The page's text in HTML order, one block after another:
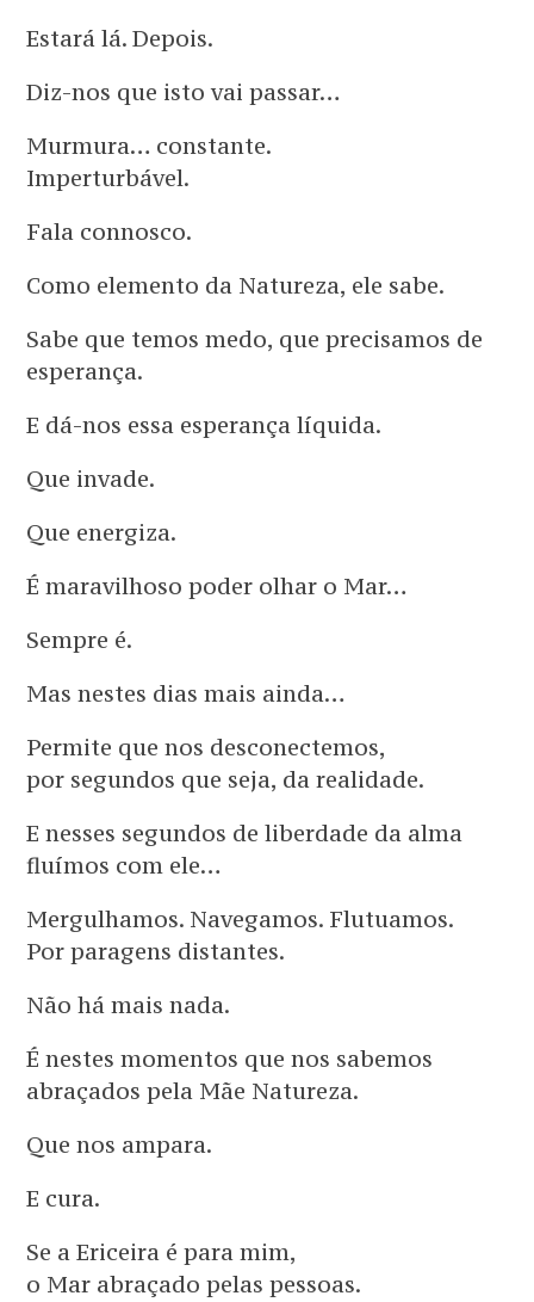
Estará lá. Depois.
Diz-nos que isto vai passar…
Murmura… constante.
Imperturbável.
Fala connosco.
Como elemento da Natureza, ele sabe.
Sabe que temos medo, que precisamos de
esperança.
E dá-nos essa esperança líquida.
Que invade.
Que energiza.
É maravilhoso poder olhar o Mar…
Sempre é.
Mas nestes dias mais ainda…
Permite que nos desconectemos,
por segundos que seja, da realidade.
E nesses segundos de liberdade da alma
fluímos com ele…
Mergulhamos. Navegamos. Flutuamos.
Por paragens distantes.
Não há mais nada.
É nestes momentos que nos sabemos
abraçados pela Mãe Natureza.
Que nos ampara.
E cura.
Se a Ericeira é para mim,
o Mar abraçado pelas pessoas.